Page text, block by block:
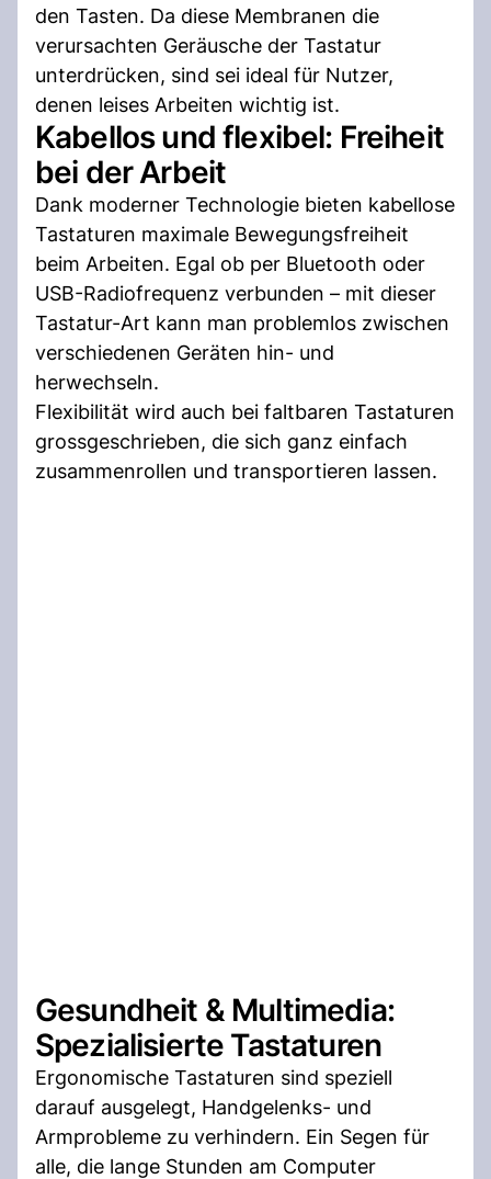
den Tasten. Da diese Membranen die
verursachten Geräusche der Tastatur
unterdrücken, sind sei ideal für Nutzer,
denen leises Arbeiten wichtig ist.
Kabellos und flexibel: Freiheit
bei der Arbeit
Dank moderner Technologie bieten kabellose
Tastaturen maximale Bewegungsfreiheit
beim Arbeiten. Egal ob per Bluetooth oder
USB-Radiofrequenz verbunden – mit dieser
Tastatur-Art kann man problemlos zwischen
verschiedenen Geräten hin- und
herwechseln.
Flexibilität wird auch bei faltbaren Tastaturen
grossgeschrieben, die sich ganz einfach
zusammenrollen und transportieren lassen.
Gesundheit & Multimedia:
Spezialisierte Tastaturen
Ergonomische Tastaturen sind speziell
darauf ausgelegt, Handgelenks- und
Armprobleme zu verhindern. Ein Segen für
alle, die lange Stunden am Computer